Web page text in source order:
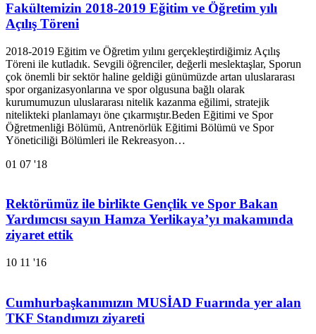
Fakültemizin 2018-2019 Eğitim ve Öğretim yılı
Açılış Töreni
2018-2019 Eğitim ve Öğretim yılını gerçekleştirdiğimiz Açılış
Töreni ile kutladık. Sevgili öğrenciler, değerli meslektaşlar, Sporun
çok önemli bir sektör haline geldiği günümüzde artan uluslararası
spor organizasyonlarına ve spor olgusuna bağlı olarak
kurumumuzun uluslararası nitelik kazanma eğilimi, stratejik
nitelikteki planlamayı öne çıkarmıştır.Beden Eğitimi ve Spor
Öğretmenliği Bölümü, Antrenörlük Eğitimi Bölümü ve Spor
Yöneticiliği Bölümleri ile Rekreasyon…
01 07 '18
Rektörümüz ile birlikte Gençlik ve Spor Bakan
Yardımcısı sayın Hamza Yerlikaya’yı makamında
ziyaret ettik
10 11 '16
Cumhurbaşkanımızın MUSİAD Fuarında yer alan
TKF Standımızı ziyareti